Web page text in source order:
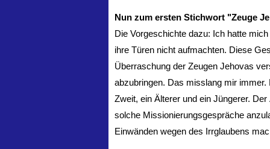
Nun zum ersten Stichwort "Zeuge
Die Vorgeschichte dazu: Ich hatte
ihre Türen nicht aufmachten. Diese
Überraschung der Zeugen Jehovas
abzubringen. Das misslang mir
Zweit, ein Älterer und ein Jüngerer.
solche Missionierungsgespräche
Einwänden wegen des Irrglaubens